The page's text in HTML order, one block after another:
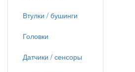
Втулки / бушинги
Головки
Датчики / сенсоры